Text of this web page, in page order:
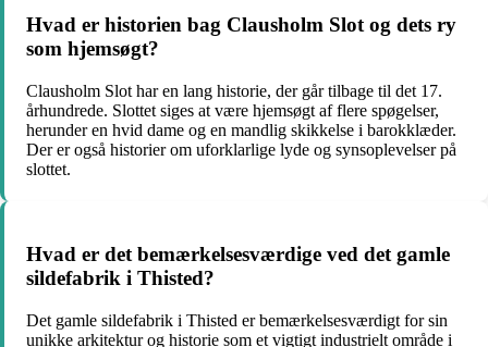
Hvad er historien bag Clausholm Slot og dets ry
som hjemsøgt?
Clausholm Slot har en lang historie, der går tilbage til det 17.
århundrede. Slottet siges at være hjemsøgt af flere spøgelser,
herunder en hvid dame og en mandlig skikkelse i barokklæder.
Der er også historier om uforklarlige lyde og synsoplevelser på
slottet.
Hvad er det bemærkelsesværdige ved det gamle
sildefabrik i Thisted?
Det gamle sildefabrik i Thisted er bemærkelsesværdigt for sin
unikke arkitektur og historie som et vigtigt industrielt område i